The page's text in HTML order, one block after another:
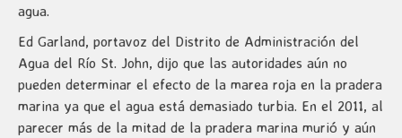
agua.
Ed Garland, portavoz del Distrito de Administración del
Agua del Río St. John, dijo que las autoridades aún no
pueden determinar el efecto de la marea roja en la pradera
marina ya que el agua está demasiado turbia. En el 2011, al
parecer más de la mitad de la pradera marina murió y aún